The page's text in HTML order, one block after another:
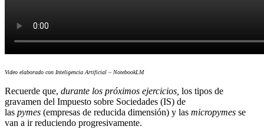
Video elaborado con Inteligencia Artificial – NotebookLM
Recuerde que, durante los próximos ejercicios, los tipos de
gravamen del Impuesto sobre Sociedades (IS) de
las pymes (empresas de reducida dimensión) y las micropymes se
van a ir reduciendo progresivamente.